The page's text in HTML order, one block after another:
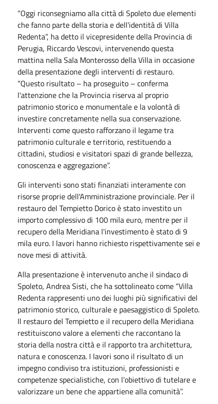
“Oggi riconsegniamo alla città di Spoleto due elementi
che fanno parte della storia e dell'identità di Villa
Redenta”, ha detto il vicepresidente della Provincia di
Perugia, Riccardo Vescovi, intervenendo questa
mattina nella Sala Monterosso della Villa in occasione
della presentazione degli interventi di restauro.
“Questo risultato – ha proseguito – conferma
l'attenzione che la Provincia riserva al proprio
patrimonio storico e monumentale e la volontà di
investire concretamente nella sua conservazione.
Interventi come questo rafforzano il legame tra
patrimonio culturale e territorio, restituendo a
cittadini, studiosi e visitatori spazi di grande bellezza,
conoscenza e aggregazione”.
Gli interventi sono stati finanziati interamente con
risorse proprie dell'Amministrazione provinciale. Per il
restauro del Tempietto Dorico è stato investito un
importo complessivo di 100 mila euro, mentre per il
recupero della Meridiana l'investimento è stato di 9
mila euro. I lavori hanno richiesto rispettivamente sei e
nove mesi di attività.
Alla presentazione è intervenuto anche il sindaco di
Spoleto, Andrea Sisti, che ha sottolineato come “Villa
Redenta rappresenti uno dei luoghi più significativi del
patrimonio storico, culturale e paesaggistico di Spoleto.
Il restauro del Tempietto e il recupero della Meridiana
restituiscono valore a elementi che raccontano la
storia della nostra città e il rapporto tra architettura,
natura e conoscenza. I lavori sono il risultato di un
impegno condiviso tra istituzioni, professionisti e
competenze specialistiche, con l’obiettivo di tutelare e
valorizzare un bene che appartiene alla comunità”.